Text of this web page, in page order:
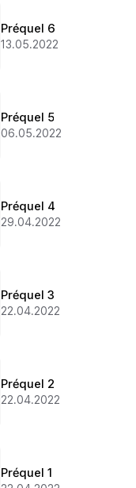
Préquel 6
13.05.2022
Préquel 5
06.05.2022
Préquel 4
29.04.2022
Préquel 3
22.04.2022
Préquel 2
22.04.2022
Préquel 1